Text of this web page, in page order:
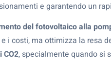
e garantendo un
del fotovoltaico alla
i costi, ma ottimizza la resa
CO2, specialmente quando si